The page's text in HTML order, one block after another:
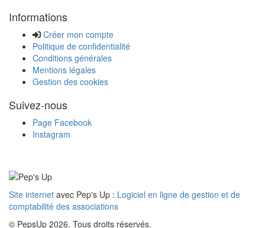
Informations
Créer mon compte
Politique de confidentialité
Conditions générales
Mentions légales
Gestion des cookies
Suivez-nous
Page Facebook
Instagram
Site internet avec Pep's Up : Logiciel en ligne de gestion et de
comptabilité des associations
© PepsUp 2026. Tous droits réservés.